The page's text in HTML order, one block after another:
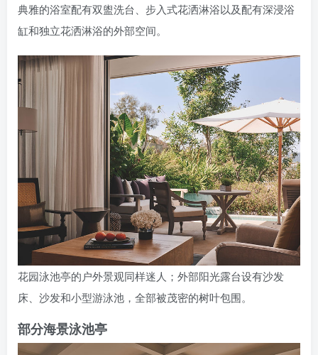
典雅的浴室配有双盥洗台、步入式花洒淋浴以及配有深浸浴
缸和独立花洒淋浴的外部空间。
花园泳池亭的户外景观同样迷人；外部阳光露台设有沙发
床、沙发和小型游泳池，全部被茂密的树叶包围。
部分海景泳池亭